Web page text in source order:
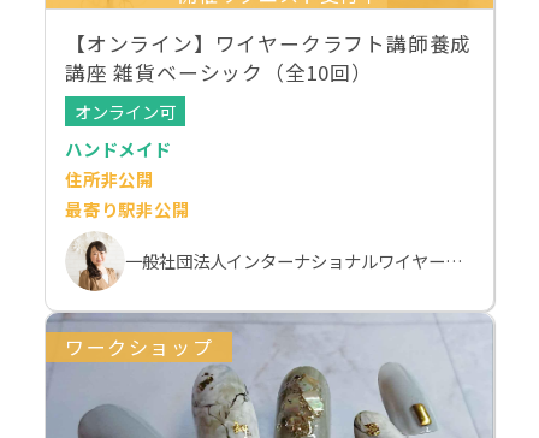
【オンライン】ワイヤークラフト講師養成
講座 雑貨ベーシック（全10回）
オンライン可
ハンドメイド
住所非公開
最寄り駅非公開
一般社団法人インターナショナルワイヤークラフト協会（IWA-wire） 本部校
ワークショップ